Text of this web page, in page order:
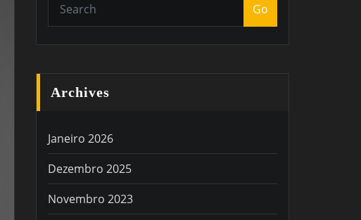
Go
Archives
Janeiro 2026
Dezembro 2025
Novembro 2023